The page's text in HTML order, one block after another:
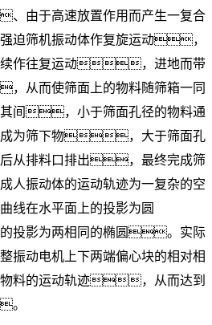
由于高速放置作用而产生一复合
迫筛机振动体作复旋运动，
续作往复运动，进地而带
从而使筛面上的物料随筛箱一同
间，小于筛面孔径的物料通
为筛下物，大于筛面孔
后从排料口排出，最终完成筛
人振动体的运动轨迹为一复杂的空
在水平面上的投影为圆
投影为两相同的椭圆。实际
动电机上下两端偏心块的相对相
料的运动轨迹，从而达到
。